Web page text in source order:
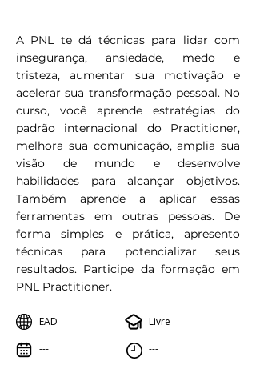
A PNL te dá técnicas para lidar com
insegurança, ansiedade, medo e
tristeza, aumentar sua motivação e
acelerar sua transformação pessoal. No
curso, você aprende estratégias do
padrão internacional do Practitioner,
melhora sua comunicação, amplia sua
visão de mundo e desenvolve
habilidades para alcançar objetivos.
Também aprende a aplicar essas
ferramentas em outras pessoas. De
forma simples e prática, apresento
técnicas para potencializar seus
resultados. Participe da formação em
PNL Practitioner.
EAD
---
Livre
---